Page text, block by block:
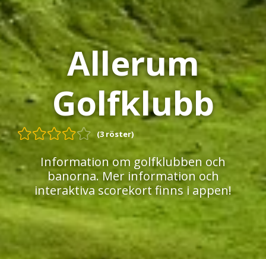
Allerum
Golfklubb
(3 röster)
Information om golfklubben och
banorna. Mer information och
interaktiva scorekort finns i appen!